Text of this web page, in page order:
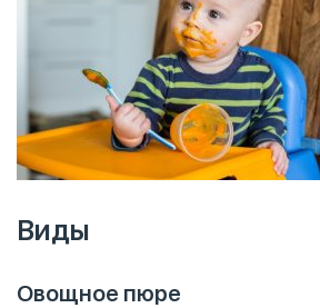
Виды
Овощное пюре